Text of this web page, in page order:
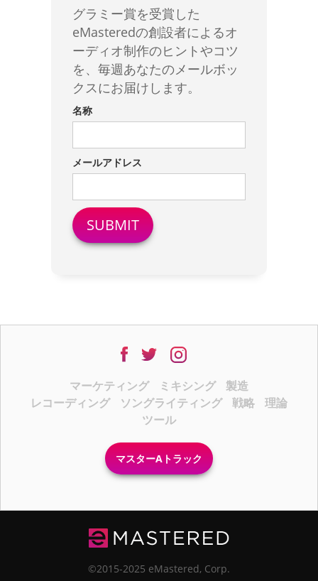
グラミー賞を受賞した
eMasteredの創設者によるオ
ーディオ制作のヒントやコツ
を、毎週あなたのメールボッ
クスにお届けします。
名称
メールアドレス
マーケティング ミキシング
製造
レコーディング
ソングライティング 戦略
理論
ツール
マスターAトラック
©2015-2025 eMastered, Corp.